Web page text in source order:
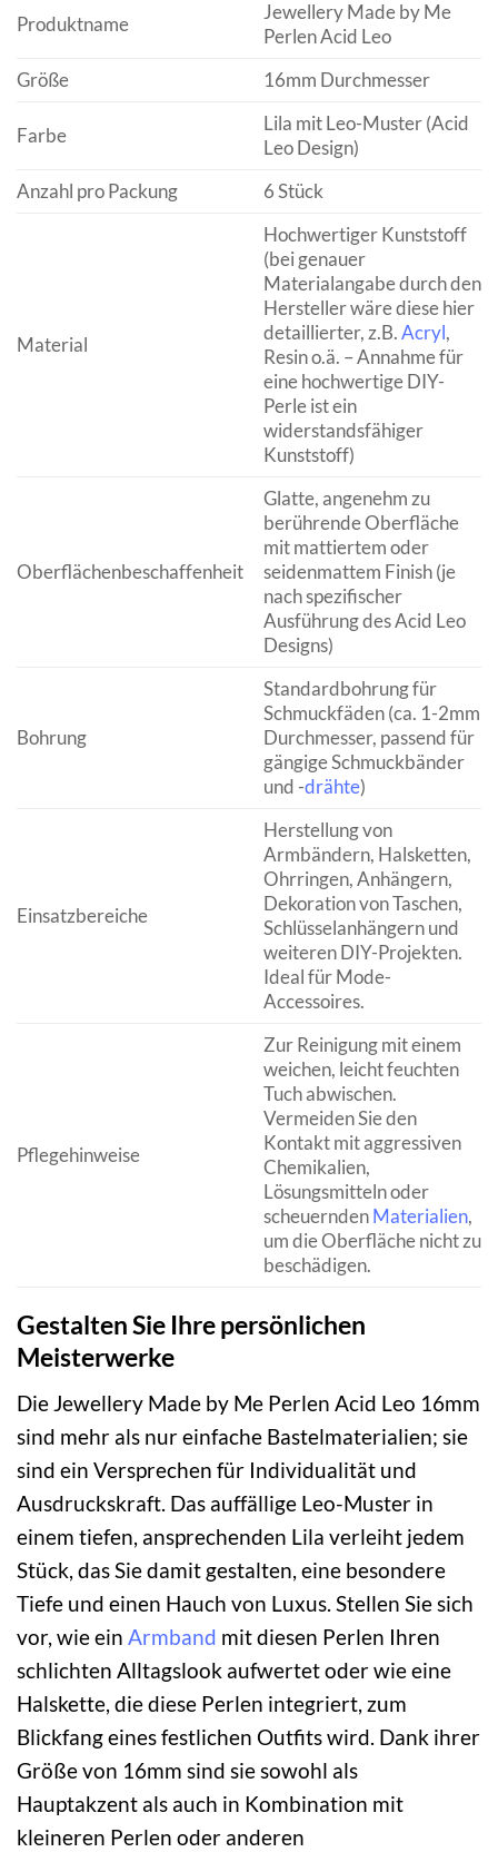
Produktname
Jewellery Made by Me
Perlen Acid Leo
Größe
16mm Durchmesser
Farbe
Lila mit Leo-Muster (Acid
Leo Design)
Anzahl pro Packung
6 Stück
Material
Hochwertiger Kunststoff
(bei genauer
Materialangabe durch den
Hersteller wäre diese hier
detaillierter, z.B.Acryl,
Resin o.ä. – Annahme für
eine hochwertige DIY-
Perle ist ein
widerstandsfähiger
Kunststoff)
Oberflächenbeschaffenheit
Glatte, angenehm zu
berührende Oberfläche
mit mattiertem oder
seidenmattem Finish (je
nach spezifischer
Ausführung des Acid Leo
Designs)
Bohrung
Standardbohrung für
Schmuckfäden (ca. 1-2mm
Durchmesser, passend für
gängige Schmuckbänder
und -drähte)
Einsatzbereiche
Herstellung von
Armbändern, Halsketten,
Ohrringen, Anhängern,
Dekoration von Taschen,
Schlüsselanhängern und
weiteren DIY-Projekten.
Ideal für Mode-
Accessoires.
Pflegehinweise
Zur Reinigung mit einem
weichen, leicht feuchten
Tuch abwischen.
Vermeiden Sie den
Kontakt mit aggressiven
Chemikalien,
Lösungsmitteln oder
scheuerndenMaterialien,
um die Oberfläche nicht zu
beschädigen.
Gestalten Sie Ihre persönlichen
Meisterwerke
Die Jewellery Made by Me Perlen Acid Leo 16mm
sind mehr als nur einfache Bastelmaterialien; sie
sind ein Versprechen für Individualität und
Ausdruckskraft. Das auffällige Leo-Muster in
einem tiefen, ansprechenden Lila verleiht jedem
Stück, das Sie damit gestalten, eine besondere
Tiefe und einen Hauch von Luxus. Stellen Sie sich
vor, wie ein Armband mit diesen Perlen Ihren
schlichten Alltagslook aufwertet oder wie eine
Halskette, die diese Perlen integriert, zum
Blickfang eines festlichen Outfits wird. Dank ihrer
Größe von 16mm sind sie sowohl als
Hauptakzent als auch in Kombination mit
kleineren Perlen oder anderen